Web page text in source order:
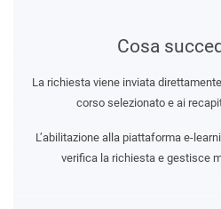
Cosa
La richiesta viene inviata
corso selezionato e ai
L’abilitazione alla piattaforma e-
verifica la richiesta e gestisce